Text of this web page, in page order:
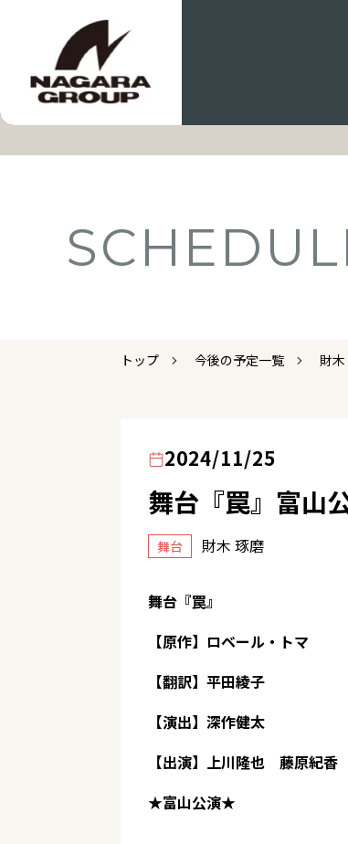
トップ 今後の予定一覧 財
2024/11/25
舞台『罠』富山
舞台 財木 琢磨
舞台『罠』
【原作】ロベール・トマ
【翻訳】平田綾子
【演出】深作健太
【出演】上川隆也 藤原紀
★富山公演★